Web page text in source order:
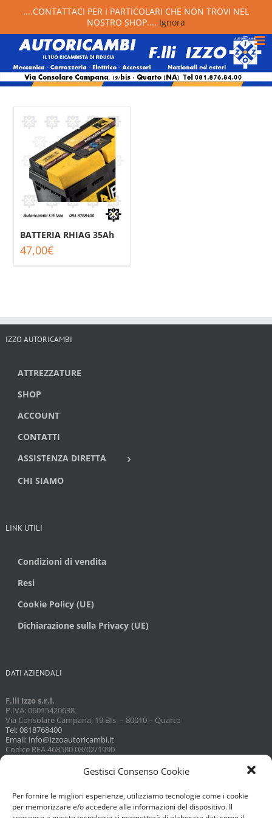
Gestisci Consenso Cookie
Per fornire le migliori esperienze, utilizziamo tecnologie come i cookie
per memorizzare e/o accedere alle informazioni del dispositivo. Il
BATTERIA RHIAG 35Ah
47,00€
IZZO AUTORICAMBI
ATTREZZATURE
SHOP
ACCOUNT
CONTATTI
ASSISTENZA DIRETTA
CHI SIAMO
LINK UTILI
Condizioni di vendita
Resi
Cookie Policy (UE)
Dichiarazione sulla Privacy (UE)
DATI AZIENDALI
F.lli Izzo s.r.l.
P.IVA: 06015420638
Via Consolare Campana, 19 BIs – 80010 – Quarto
Tel: 0818768400
Email: info@izzoautoricambi.it
Codice REA 468580 08/02/1990
Capitale sociale 3098,74
....CONTATTACI PER I PARTICOLARI CHE NON TROVI NEL
NOSTRO SHOP.... Ignora